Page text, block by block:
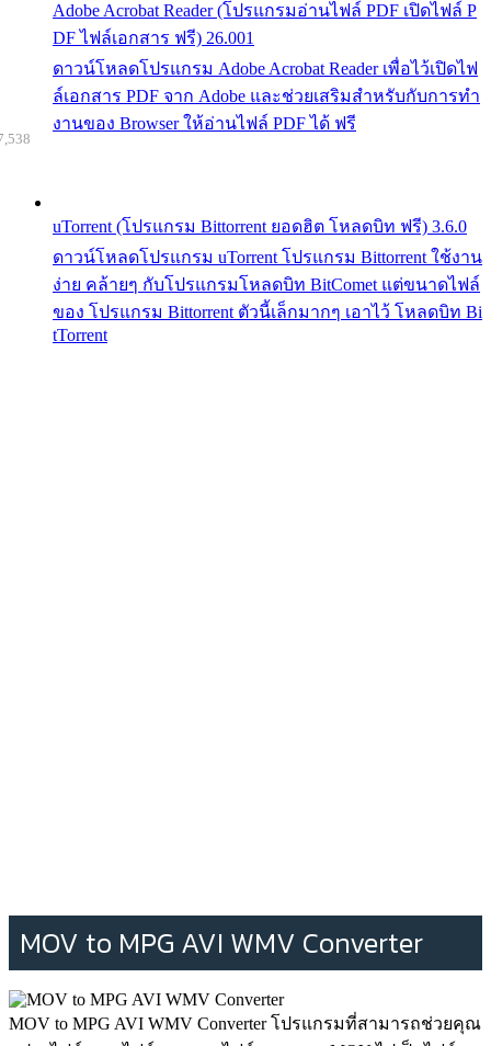
Adobe Acrobat Reader (โปรแกรมอ่านไฟล์ PDF เปิดไฟล์ P
DF ไฟล์เอกสาร ฟรี) 26.001
ดาวน์โหลดโปรแกรม Adobe Acrobat Reader เพื่อไว้เปิดไฟ
ล์เอกสาร PDF จาก Adobe และช่วยเสริมสำหรับกับการทำ
งานของ Browser ให้อ่านไฟล์ PDF ได้ ฟรี
uTorrent (โปรแกรม Bittorrent ยอดฮิต โหลดบิท ฟรี) 3.6.0
ดาวน์โหลดโปรแกรม uTorrent โปรแกรม Bittorrent ใช้งาน
ง่าย คล้ายๆ กับโปรแกรมโหลดบิท BitComet แต่ขนาดไฟล์
ของ โปรแกรม Bittorrent ตัวนี้เล็กมากๆ เอาไว้ โหลดบิท Bi
tTorrent
MOV to MPG AVI WMV Converter
MOV to MPG AVI WMV Converter โปรแกรมที่สามารถช่วยคุณ